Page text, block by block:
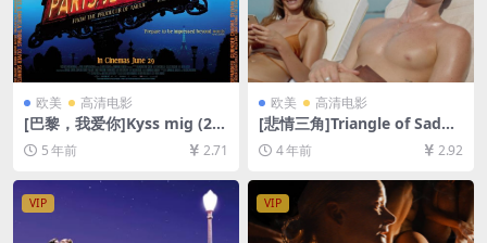
欧美 高清电影
[巴黎，我爱你]Kyss mig (20
11)[百度网盘+迅雷云盘资源1
080P超清未删减][MP4/6.7G
B][原声中字]
5 年前 2.71
欧美 高清电影
[悲情三角]Triangle of Sadne
ss (2022)[百度网盘+迅雷云盘
资源1080P超清未删减][MP4/
9GB][中英字幕]
4 年前 2.92
VIP VIP